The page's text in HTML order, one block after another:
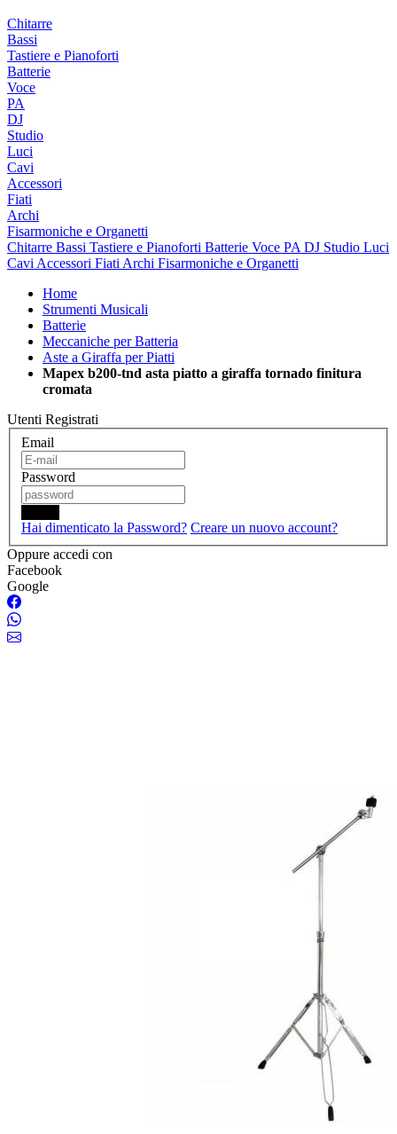
Chitarre
Bassi
Tastiere e Pianoforti
Batterie
Voce
PA
DJ
Studio
Luci
Cavi
Accessori
Fiati
Archi
Fisarmoniche e Organetti
Chitarre Bassi Tastiere e Pianoforti Batterie Voce PA DJ Studio Luci
Cavi Accessori Fiati Archi Fisarmoniche e Organetti
Home
Strumenti Musicali
Batterie
Meccaniche per Batteria
Aste a Giraffa per Piatti
Mapex b200-tnd asta piatto a giraffa tornado finitura
cromata
Utenti Registrati
Email
Password
Hai dimenticato la Password? Creare un nuovo account?
Oppure accedi con
Facebook
Google